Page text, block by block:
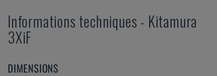
Informations techniques - Kitamura
3XiF
DIMENSIONS